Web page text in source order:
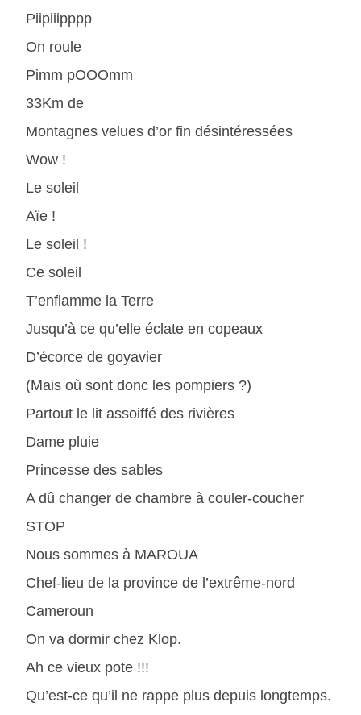
Piipiiipppp
On roule
Pimm pOOOmm
33Km de
Montagnes velues d’or fin désintéressées
Wow !
Le soleil
Aïe !
Le soleil !
Ce soleil
T’enflamme la Terre
Jusqu’à ce qu’elle éclate en copeaux
D’écorce de goyavier
(Mais où sont donc les pompiers ?)
Partout le lit assoiffé des rivières
Dame pluie
Princesse des sables
A dû changer de chambre à couler-coucher
STOP
Nous sommes à MAROUA
Chef-lieu de la province de l’extrême-nord
Cameroun
On va dormir chez Klop.
Ah ce vieux pote !!!
Qu’est-ce qu’il ne rappe plus depuis longtemps.